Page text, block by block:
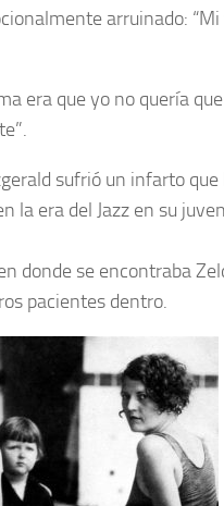
arruinado:
era que yo no quería
sufrió un infarto que
la era del Jazz en su
donde se encontraba
pacientes dentro.